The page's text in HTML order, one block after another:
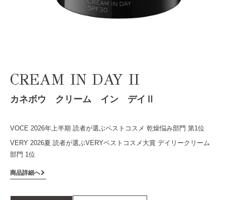
CREAM IN DAY II
カネボウ クリーム イン デイⅡ
VOCE 2026年上半期 読者が選ぶベストコスメ 乾燥悩み部門 第1位
VERY 2026夏 読者が選ぶVERYベストコスメ大賞 デイリークリーム
部門 1位
商品詳細へ